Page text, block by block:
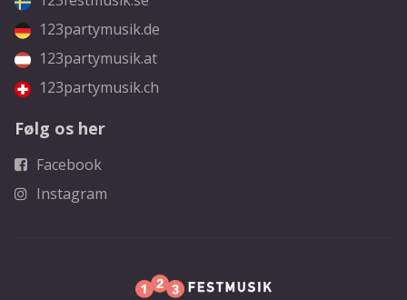
123partymusik.de
123partymusik.at
123partymusik.ch
Følg os her
Facebook
Instagram